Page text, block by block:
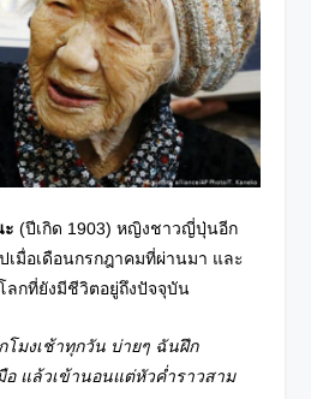
ะ (ปีเกิด 1903) หญิงชาวญี่ปุ่นอีก
เมื่อเดือนกรกฎาคมที่ผ่านมา และ
กที่ยังมีชีวิตอยู่ถึงปัจจุบัน
มงเช้าทุกวัน บ่ายๆ ฉันฝึก
แล้วเข้านอนแต่หัวค่ำราวสาม